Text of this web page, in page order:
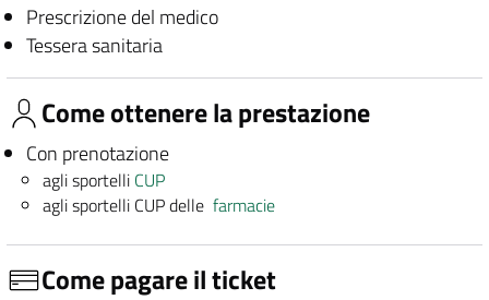
Prescrizione del medico
Tessera sanitaria
Come ottenere la prestazione
Con prenotazione
agli sportelli CUP
agli sportelli CUP dellefarmacie
Come pagare il ticket